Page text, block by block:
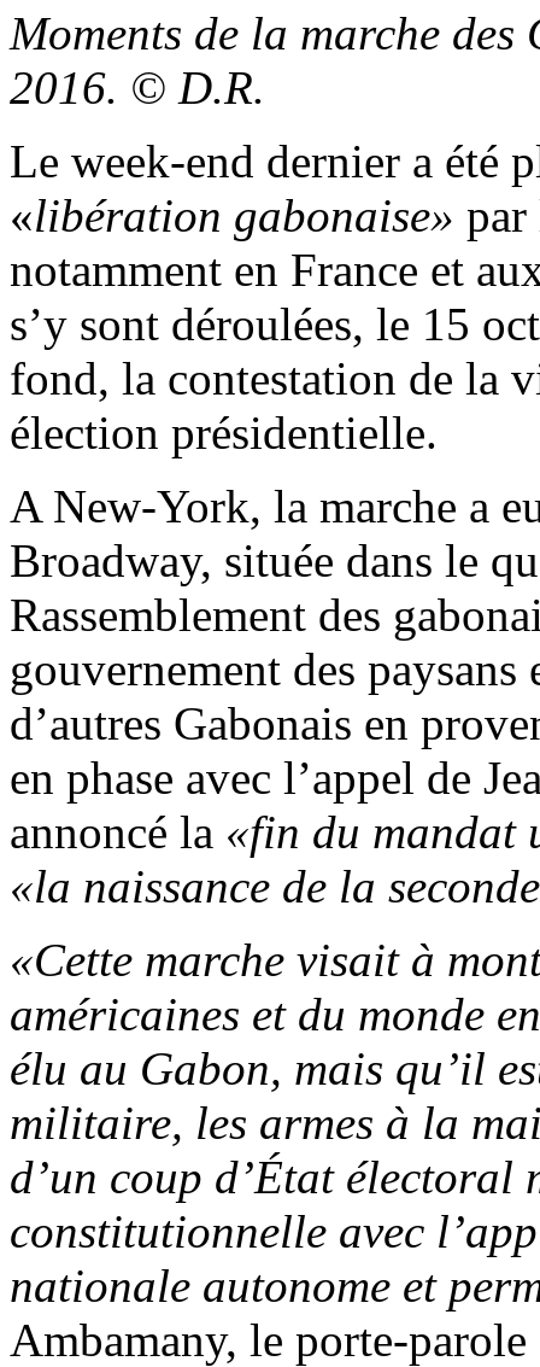
Moments de la marche
2016. © D.R.
Le week-end dernier a été
«libération gabonaise» par
notamment en France et
s’y sont déroulées, le 15
fond, la contestation de la
élection présidentielle.
A New-York, la marche a
Broadway, située dans le
Rassemblement des
gouvernement des
d’autres Gabonais en
en phase avec l’appel de
annoncé la «fin du mandat
«la naissance de la
«Cette marche visait à
américaines et du monde
élu au Gabon, mais qu’il
militaire, les armes à la
d’un coup d’État
constitutionnelle avec
nationale autonome et
Ambamany, le porte-